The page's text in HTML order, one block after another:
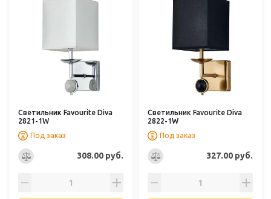
Светильник Favourite Diva
2821-1W
Под заказ
308.00 руб.
Светильник Favourite Diva
2822-1W
Под заказ
327.00 руб.